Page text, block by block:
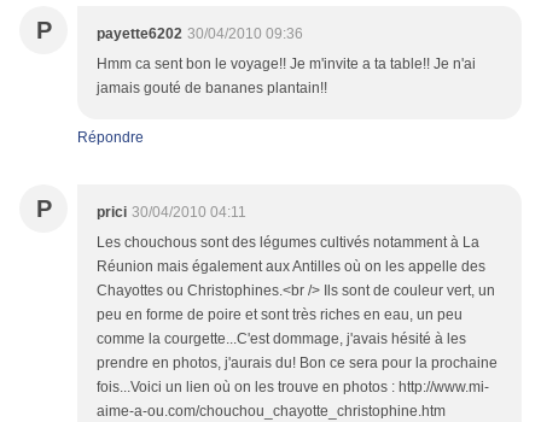
P payette6202 30/04/2010 09:36
Hmm ca sent bon le voyage!! Je m'invite a ta table!! Je n'ai
jamais gouté de bananes plantain!!
Répondre
P prici 30/04/2010 04:11
Les chouchous sont des légumes cultivés notamment à La
Réunion mais également aux Antilles où on les appelle des
Chayottes ou Christophines.<br /> Ils sont de couleur vert, un
peu en forme de poire et sont très riches en eau, un peu
comme la courgette...C'est dommage, j'avais hésité à les
prendre en photos, j'aurais du! Bon ce sera pour la prochaine
fois...Voici un lien où on les trouve en photos : http://www.mi-
aime-a-ou.com/chouchou_chayotte_christophine.htm